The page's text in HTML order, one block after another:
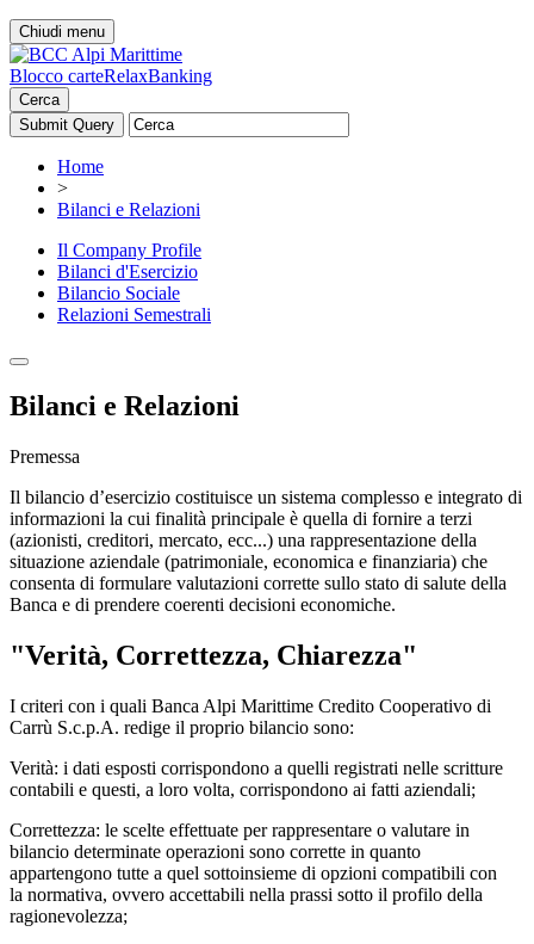
Chiudi menu
Blocco carteRelaxBanking
Cerca
Home
>
Bilanci e Relazioni
Il Company Profile
Bilanci d'Esercizio
Bilancio Sociale
Relazioni Semestrali
Bilanci e Relazioni
Premessa
Il bilancio d’esercizio costituisce un sistema complesso e integrato di
informazioni la cui finalità principale è quella di fornire a terzi
(azionisti, creditori, mercato, ecc...) una rappresentazione della
situazione aziendale (patrimoniale, economica e finanziaria) che
consenta di formulare valutazioni corrette sullo stato di salute della
Banca e di prendere coerenti decisioni economiche.
"Verità, Correttezza, Chiarezza"
I criteri con i quali Banca Alpi Marittime Credito Cooperativo di
Carrù S.c.p.A. redige il proprio bilancio sono:
Verità: i dati esposti corrispondono a quelli registrati nelle scritture
contabili e questi, a loro volta, corrispondono ai fatti aziendali;
Correttezza: le scelte effettuate per rappresentare o valutare in
bilancio determinate operazioni sono corrette in quanto
appartengono tutte a quel sottoinsieme di opzioni compatibili con
la normativa, ovvero accettabili nella prassi sotto il profilo della
ragionevolezza;